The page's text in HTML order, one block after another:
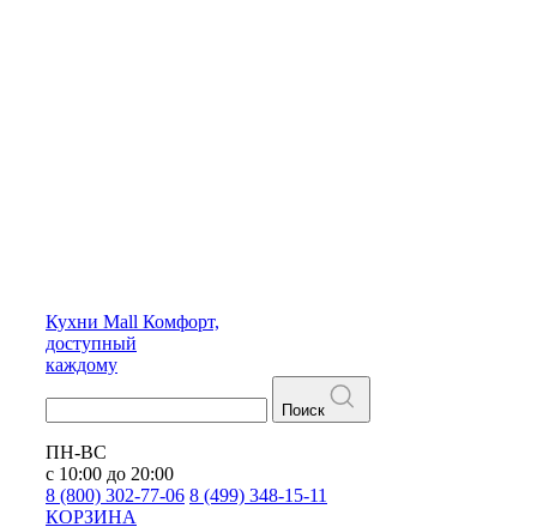
Кухни Mall Комфорт,
доступный
каждому
Поиск
ПН-ВС
с 10:00 до 20:00
8 (800) 302-77-06 8 (499) 348-15-11
КОРЗИНА